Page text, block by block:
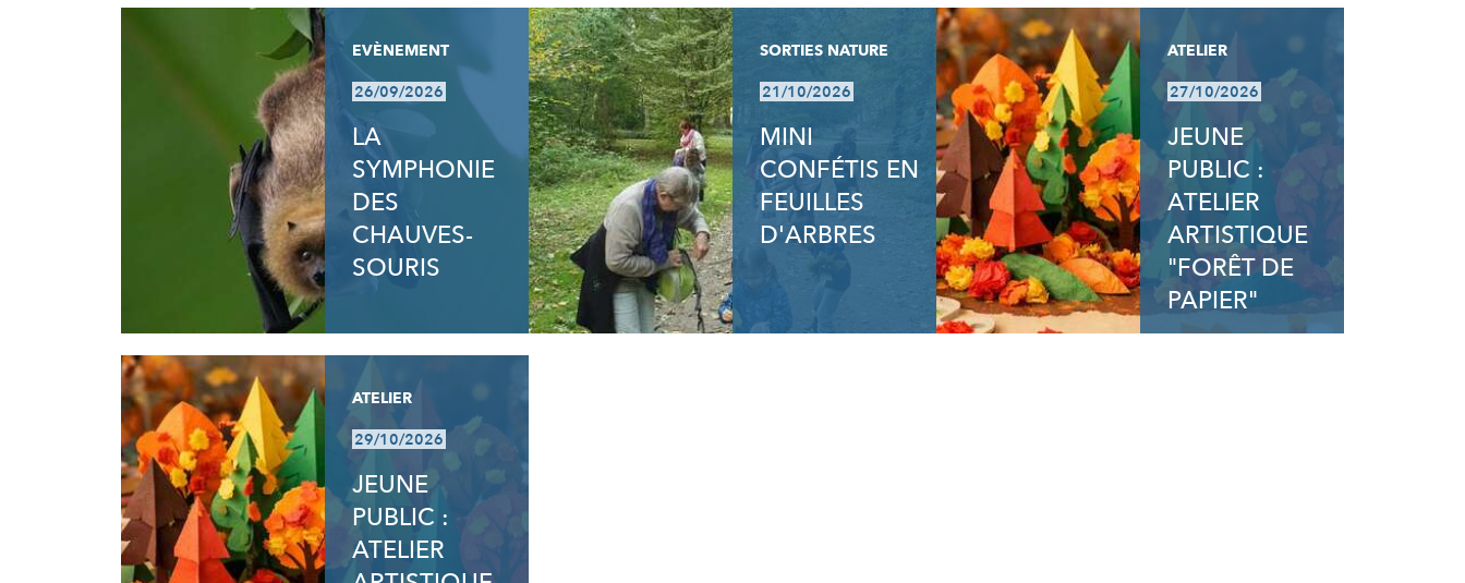
EVÈNEMENT
26/09/2026
LA
SYMPHONIE
DES
CHAUVES-
SOURIS
SORTIES NATURE
21/10/2026
MINI
CONFÉTIS EN
FEUILLES
D'ARBRES
ATELIER
27/10/2026
JEUNE
PUBLIC :
ATELIER
ARTISTIQUE
"FORÊT DE
PAPIER"
ATELIER
29/10/2026
JEUNE
PUBLIC :
ATELIER